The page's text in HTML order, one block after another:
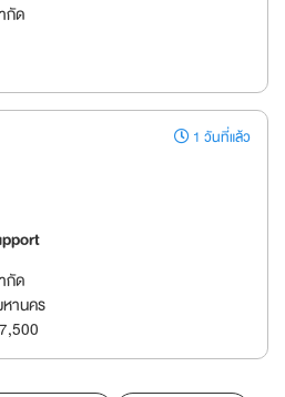
กัด
1 วันที่แล้ว
กัด
านคร